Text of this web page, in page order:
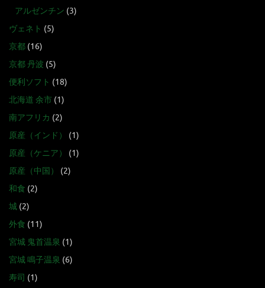
アルゼンチン (3)
ヴェネト (5)
京都 (16)
京都 丹波 (5)
便利ソフト (18)
北海道 余市 (1)
南アフリカ (2)
原産（インド）
(1)
原産（ケニア）
(1)
原産（中国）
(2)
和食 (2)
城 (2)
外食 (11)
宮城 鬼首温泉 (1)
宮城 鳴子温泉 (6)
寿司 (1)